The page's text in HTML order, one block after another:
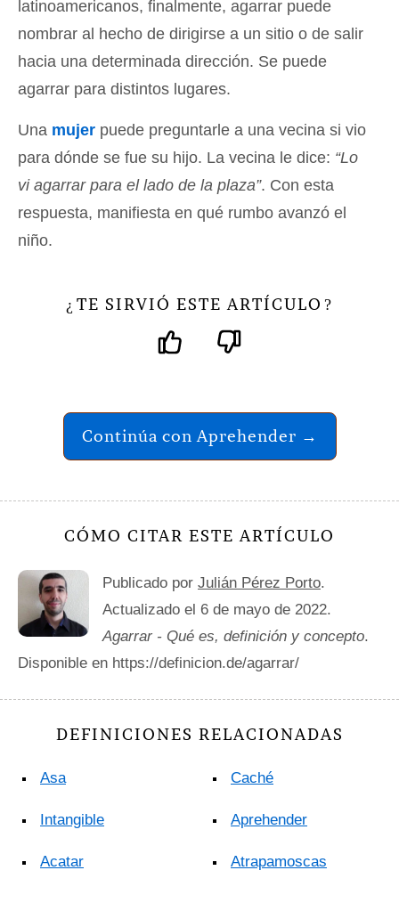
latinoamericanos, finalmente, agarrar puede
nombrar al hecho de dirigirse a un sitio o de salir
hacia una determinada dirección. Se puede
agarrar para distintos lugares.
Una mujer puede preguntarle a una vecina si vio
para dónde se fue su hijo. La vecina le dice: “Lo
vi agarrar para el lado de la plaza”. Con esta
respuesta, manifiesta en qué rumbo avanzó el
niño.
¿ TE SIRVIÓ ESTE ARTÍCULO ?
Continúa con Aprehender →
CÓMO CITAR ESTE ARTÍCULO
Publicado por Julián Pérez Porto.
Actualizado el 6 de mayo de 2022.
Agarrar - Qué es, definición y concepto.
Disponible en https://definicion.de/agarrar/
DEFINICIONES RELACIONADAS
Asa
Intangible
Acatar
Caché
Aprehender
Atrapamoscas